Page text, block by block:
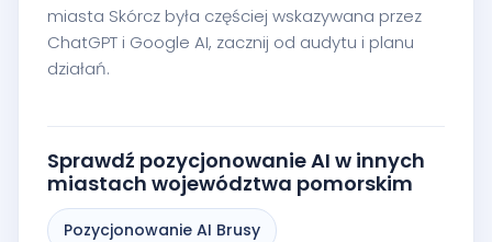
miasta Skórcz była częściej wskazywana przez
ChatGPT i Google AI, zacznij od audytu i planu
działań.
Sprawdź pozycjonowanie AI w innych
miastach województwa pomorskim
Pozycjonowanie AI Brusy